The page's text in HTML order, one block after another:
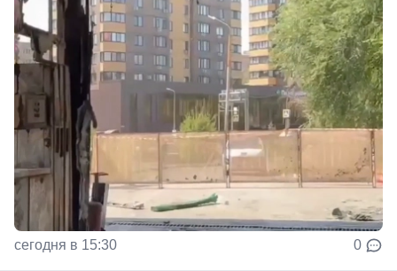
сегодня в 15:30 0